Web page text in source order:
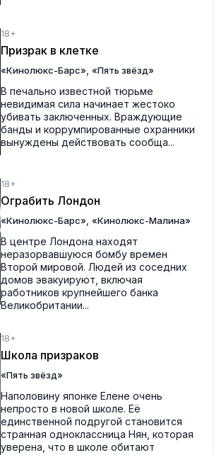
18+
Призрак в клетке
«Кинолюкс-Барс» «Пять звёзд»
В печально известной тюрьме
невидимая сила начинает жестоко
убивать заключенных. Враждующие
банды и коррумпированные охранники
вынуждены действовать сообща...
18+
Ограбить Лондон
«Кинолюкс-Барс» «Кинолюкс-Малина»
В центре Лондона находят
неразорвавшуюся бомбу времен
Второй мировой. Людей из соседних
домов эвакуируют, включая
работников крупнейшего банка
Великобритании...
18+
Школа призраков
«Пять звёзд»
Наполовину японке Елене очень
непросто в новой школе. Её
единственной подругой становится
странная одноклассница Нян, которая
уверена, что в школе обитают